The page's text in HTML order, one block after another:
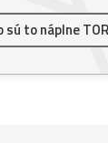
sú to náplne